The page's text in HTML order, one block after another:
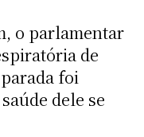
o parlamentar
de
foi
dele se